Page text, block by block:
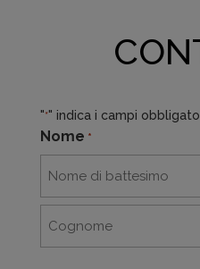
"*" indica i campi
Nome *
Nome